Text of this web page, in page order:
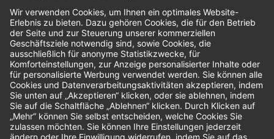
Bestellungen
Sendung verfolgen
Geprüfter Shop